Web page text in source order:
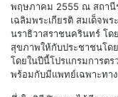
พฤษภาคม 2555 ณ สถานี
เฉลิมพระเกียรติ สมเด็จพ
นราธิวาสราชนครินทร์ โด
สุขภาพให้กับประชาชนโด
โดยในปีนี้โปรแกรมการตร
พร้อมกับมีแพทย์เฉพาะทา